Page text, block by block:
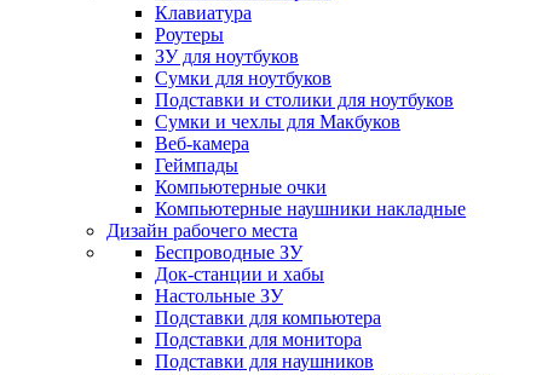
Клавиатура
Роутеры
ЗУ для ноутбуков
Сумки для ноутбуков
Подставки и столики для ноутбуков
Сумки и чехлы для Макбуков
Веб-камера
Геймпады
Компьютерные очки
Компьютерные наушники накладные
Дизайн рабочего места
Беспроводные ЗУ
Док-станции и хабы
Настольные ЗУ
Подставки для компьютера
Подставки для монитора
Подставки для наушников